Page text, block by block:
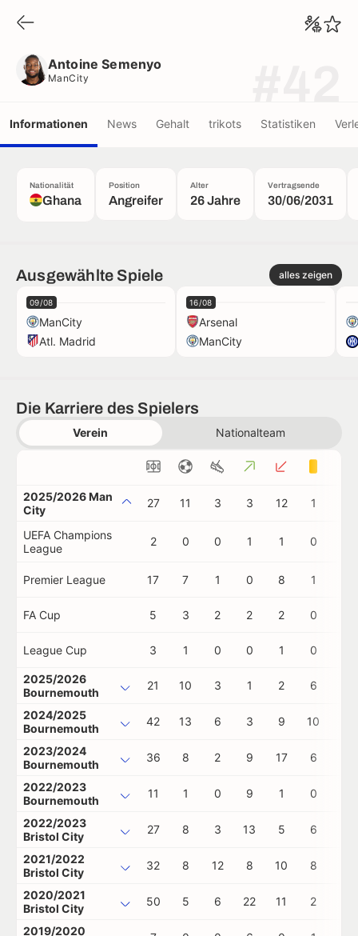
Antoine Semenyo
ManCity
Informationen News Gehalt trikots Statistiken
Nationalität
Ghana
Position
Angreifer
Alter
26 Jahre
Vertragsende
30/06/2031
Ausgewählte Spiele alles zeigen
09/08
ManCity
Atl. Madrid
16/08
Arsenal
ManCity
Die Karriere des Spielers
Verein Nationalteam
2025/2026 Man
City
27 11 3 3 12 1
UEFA Champions
League
2 0 0 1 1 0
Premier League 17 7 1 0 8 1
FA Cup 5 3 2 2 2 0
League Cup 3 1 0 0 1 0
2025/2026
Bournemouth
21 10 3 1 2 6
2024/2025
Bournemouth
42 13 6 3 9 10
2023/2024
Bournemouth
36 8 2 9 17 6
2022/2023
Bournemouth
11 1 0 9 1 0
2022/2023
Bristol City
27 8 3 13 5 6
2021/2022
Bristol City
32 8 12 8 10 8
2020/2021
Bristol City
50 5 6 22 11 2
2019/2020